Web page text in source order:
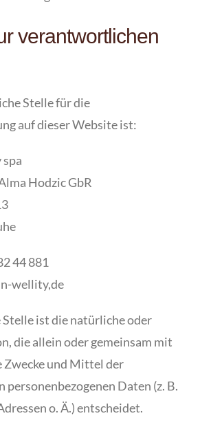
verantwortlichen
Stelle für die
auf dieser Website ist:
Hodzic GbR
44 881
wellity,de
ist die natürliche oder
die allein oder gemeinsam mit
Zwecke und Mittel der
personenbezogenen Daten (z. B.
o. Ä.) entscheidet.